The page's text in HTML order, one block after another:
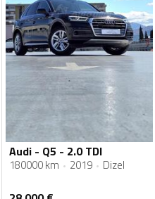
Audi - Q5 - 2.0 TDI
180000 km 2019 Dizel